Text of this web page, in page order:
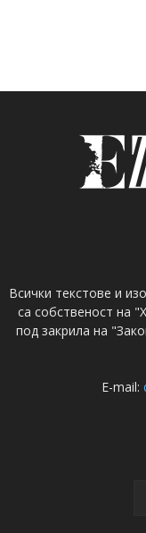
Всички текстове и
са собственост на
под закрила на
E-mail: